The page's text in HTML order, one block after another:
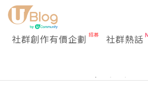
社群創作有價企劃 社群熱話